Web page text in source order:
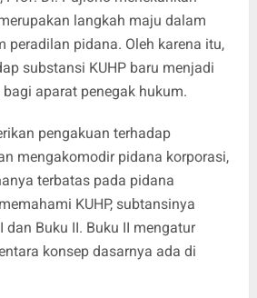
langkah maju dalam
peradilan pidana. Oleh karena itu,
substansi KUHP baru menjadi
aparat penegak hukum.
pengakuan terhadap
mengakomodir pidana korporasi,
terbatas pada pidana
KUHP, subtansinya
dan Buku II. Buku II mengatur
konsep dasarnya ada di